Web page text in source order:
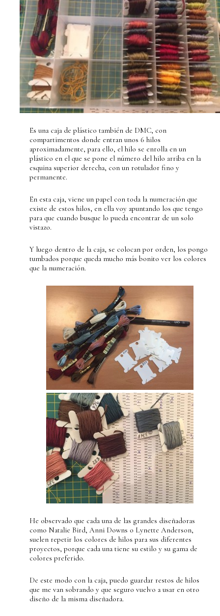
Es una caja de plástico también de DMC, con
compartimentos donde entran unos 6 hilos
aproximadamente, para ello, el hilo se enrolla en un
plástico en el que se pone el número del hilo arriba en la
esquina superior derecha, con un rotulador fino y
permanente.
En esta caja, viene un papel con toda la numeración que
existe de estos hilos, en ella voy apuntando los que tengo
para que cuando busque lo pueda encontrar de un solo
vistazo.
Y luego dentro de la caja, se colocan por orden, los pongo
tumbados porque queda mucho más bonito ver los colores
que la numeración.
He observado que cada una de las grandes diseñadoras
como Natalie Bird, Anni Downs o Lynette Anderson,
suelen repetir los colores de hilos para sus diferentes
proyectos, porque cada una tiene su estilo y su gama de
colores preferido.
De este modo con la caja, puedo guardar restos de hilos
que me van sobrando y que seguro vuelvo a usar en otro
diseño de la misma diseñadora.